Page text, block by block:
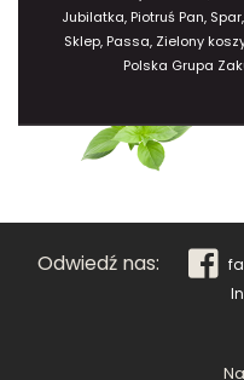
Jubilatka, Piotruś Pan,
Sklep, Passa, Zielony
Polska Grupa
Odwiedź nas: